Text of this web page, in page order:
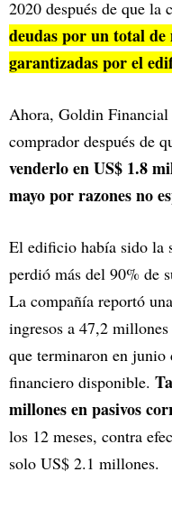
2020 después de que la
deudas por un total
garantizadas por el
Ahora, Goldin Financial
comprador después de
venderlo en US$ 1.8
mayo por razones no
El edificio había sido la
perdió más del 90% de
La compañía reportó
ingresos a 47,2
que terminaron en
financiero disponible.
millones en pasivos
los 12 meses, contra
solo US$ 2.1 millones.